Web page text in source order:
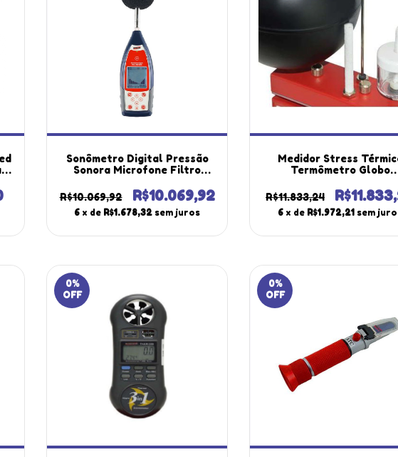
Sonômetro Digital Pressão
Sonora Microfone Filtro
Portátil Instrutherm Maleta
Protetor
R$10.069,92 R$10.069,92
6 x de R$1.678,32 sem juros
Medidor Stress
Termômetro Globo
Orvalho Nho 06 Hold
400 Portátil Com
Tripé
R$11.833,24
6 x de R$1.972,21 sem
0%
OFF
0%
OFF